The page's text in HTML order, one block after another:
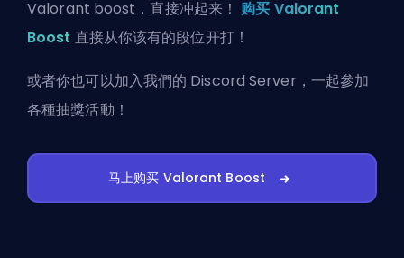
Valorant boost，直接冲起来！购买 Valorant
Boost 直接从你该有的段位开打！
或者你也可以加入我們的 Discord Server ，一起參加
各種抽獎活動！
马上购买 Valorant Boost